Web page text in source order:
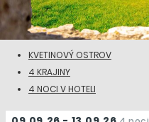
KVETINOVÝ OSTROV
4 KRAJINY
4 NOCI V HOTELI